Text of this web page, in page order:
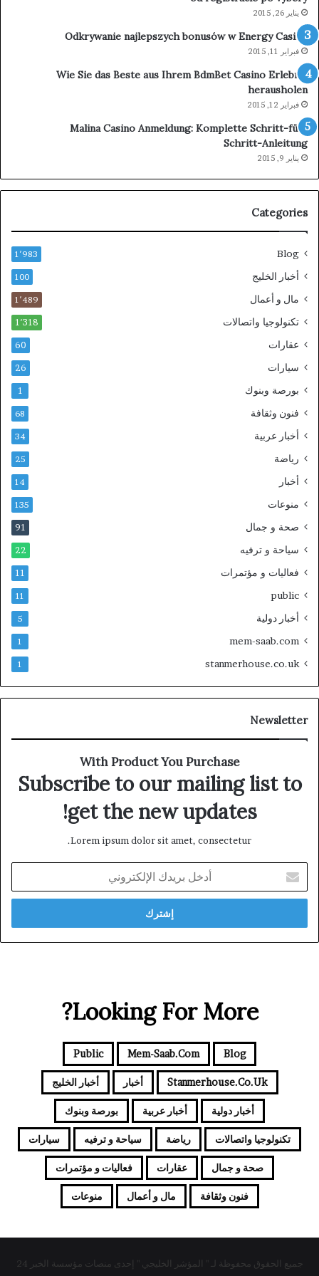
يناير 26, 2015
Odkrywanie najlepszych bonusów w Energy Casino
فبراير 11, 2015
Wie Sie das Beste aus Ihrem BdmBet Casino Erlebnis
herausholen
فبراير 12, 2015
Malina Casino Anmeldung: Komplette Schritt-für-
Schritt-Anleitung
يناير 9, 2015
Categories
Blog 1٬983
أخبار الخليج 100
مال و أعمال 1٬489
تكنولوجيا واتصالات 1٬318
عقارات 60
سيارات 26
بورصة وبنوك 1
فنون وثقافة 68
أخبار عربية 34
رياضة 25
أخبار 14
منوعات 135
صحة و جمال 91
سياحة و ترفيه 22
فعاليات و مؤتمرات 11
public
11
أخبار دولية 5
mem-saab.com
1
stanmerhouse.co.uk
1
Newsletter
With Product You Purchase
Subscribe to our mailing list to
get the new updates!
Lorem ipsum dolor sit amet, consectetur.
بريدك
الإلكتروني
Looking For More?
Blog
Mem-Saab.com
Public
Stanmerhouse.co.uk أخبار أخبار الخليج
أخبار دولية أخبار عربية بورصة وبنوك
تكنولوجيا واتصالات رياضة سياحة و ترفيه سيارات
صحة و جمال عقارات فعاليات و مؤتمرات
فنون وثقافة مال و أعمال منوعات
جميع الحقوق محفوظة لـ " المؤشر الخليجي " إحدى منصات مؤسسة الخبر 24